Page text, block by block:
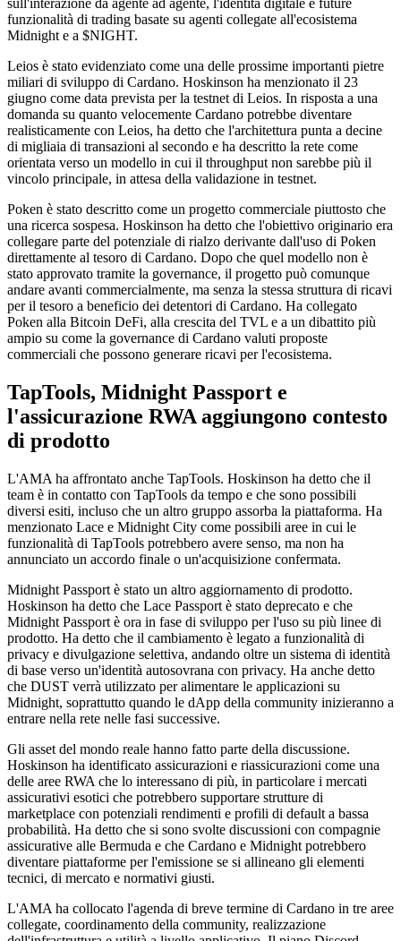
sull'interazione da agente ad agente, l'identità digitale e future
funzionalità di trading basate su agenti collegate all'ecosistema
Midnight e a $NIGHT.
Leios è stato evidenziato come una delle prossime importanti pietre
miliari di sviluppo di Cardano. Hoskinson ha menzionato il 23
giugno come data prevista per la testnet di Leios. In risposta a una
domanda su quanto velocemente Cardano potrebbe diventare
realisticamente con Leios, ha detto che l'architettura punta a decine
di migliaia di transazioni al secondo e ha descritto la rete come
orientata verso un modello in cui il throughput non sarebbe più il
vincolo principale, in attesa della validazione in testnet.
Poken è stato descritto come un progetto commerciale piuttosto che
una ricerca sospesa. Hoskinson ha detto che l'obiettivo originario era
collegare parte del potenziale di rialzo derivante dall'uso di Poken
direttamente al tesoro di Cardano. Dopo che quel modello non è
stato approvato tramite la governance, il progetto può comunque
andare avanti commercialmente, ma senza la stessa struttura di ricavi
per il tesoro a beneficio dei detentori di Cardano. Ha collegato
Poken alla Bitcoin DeFi, alla crescita del TVL e a un dibattito più
ampio su come la governance di Cardano valuti proposte
commerciali che possono generare ricavi per l'ecosistema.
TapTools, Midnight Passport e
l'assicurazione RWA aggiungono contesto
di prodotto
L'AMA ha affrontato anche TapTools. Hoskinson ha detto che il
team è in contatto con TapTools da tempo e che sono possibili
diversi esiti, incluso che un altro gruppo assorba la piattaforma. Ha
menzionato Lace e Midnight City come possibili aree in cui le
funzionalità di TapTools potrebbero avere senso, ma non ha
annunciato un accordo finale o un'acquisizione confermata.
Midnight Passport è stato un altro aggiornamento di prodotto.
Hoskinson ha detto che Lace Passport è stato deprecato e che
Midnight Passport è ora in fase di sviluppo per l'uso su più linee di
prodotto. Ha detto che il cambiamento è legato a funzionalità di
privacy e divulgazione selettiva, andando oltre un sistema di identità
di base verso un'identità autosovrana con privacy. Ha anche detto
che DUST verrà utilizzato per alimentare le applicazioni su
Midnight, soprattutto quando le dApp della community inizieranno a
entrare nella rete nelle fasi successive.
Gli asset del mondo reale hanno fatto parte della discussione.
Hoskinson ha identificato assicurazioni e riassicurazioni come una
delle aree RWA che lo interessano di più, in particolare i mercati
assicurativi esotici che potrebbero supportare strutture di
marketplace con potenziali rendimenti e profili di default a bassa
probabilità. Ha detto che si sono svolte discussioni con compagnie
assicurative alle Bermuda e che Cardano e Midnight potrebbero
diventare piattaforme per l'emissione se si allineano gli elementi
tecnici, di mercato e normativi giusti.
L'AMA ha collocato l'agenda di breve termine di Cardano in tre aree
collegate, coordinamento della community, realizzazione